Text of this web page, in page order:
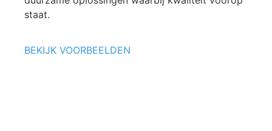
staat.
BEKIJK VOORBEELDEN